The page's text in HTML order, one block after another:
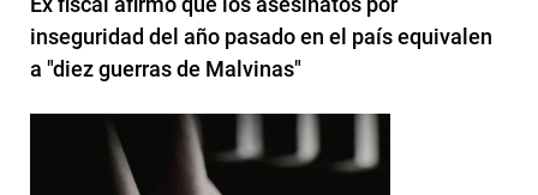
inseguridad del año pasado en el país equivalen
a "diez guerras de Malvinas"